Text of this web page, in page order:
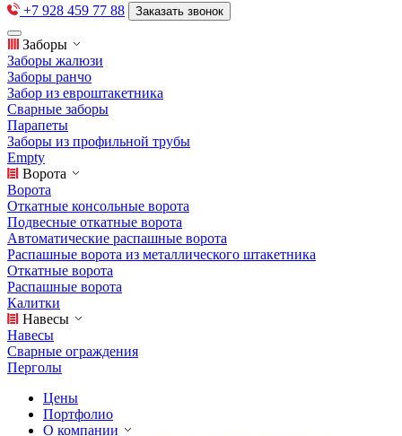
+7 928 459 77 88 Заказать звонок
Заборы
Заборы жалюзи
Заборы ранчо
Забор из евроштакетника
Сварные заборы
Парапеты
Заборы из профильной трубы
Empty
Ворота
Ворота
Откатные консольные ворота
Подвесные откатные ворота
Автоматические распашные ворота
Распашные ворота из металлического штакетника
Откатные ворота
Распашные ворота
Калитки
Навесы
Навесы
Сварные ограждения
Перголы
Цены
Портфолио
О компании